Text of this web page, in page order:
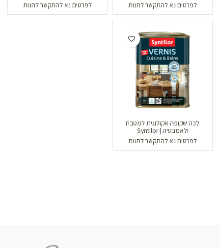
לפרטים נא להתקשר לחנות
לפרטים נא להתקשר לחנות
לכה שקופה אקולוגית למטבח
ולאמבטיה | Syntilor
לפרטים נא להתקשר לחנות